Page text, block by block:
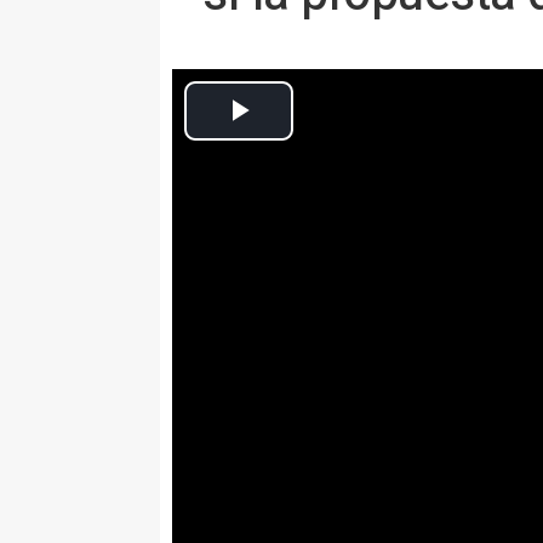
Europa Press Nacional
Actualizado: jueves, 5 septiembre 2019 13:51